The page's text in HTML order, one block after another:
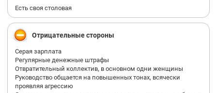
некотором девочкам которые уходили недавно
Есть своя столовая
Отрицательные стороны
Серая зарплата
Регулярные денежные штрафы
Отвратительный коллектив, в основном одни женщины
Руководство общается на повышенных тонах, всячески
проявляя агрессию